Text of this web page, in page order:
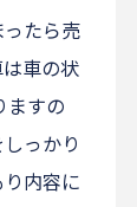
たら売
車の状
ますの
っかり
内容に